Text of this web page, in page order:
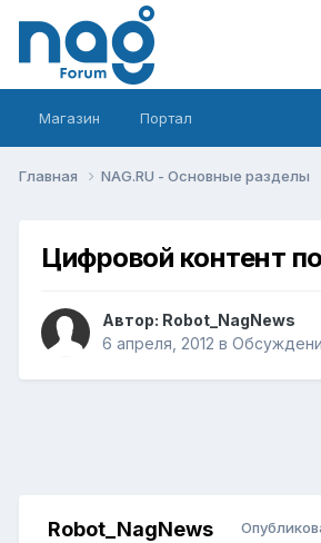
Магазин Портал
Главная NAG.RU - Основные разделы
Цифровой контент
Автор: Robot_NagNews
6 апреля, 2012 в
Robot_NagNews